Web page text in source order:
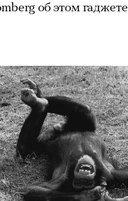
об этом гаджете